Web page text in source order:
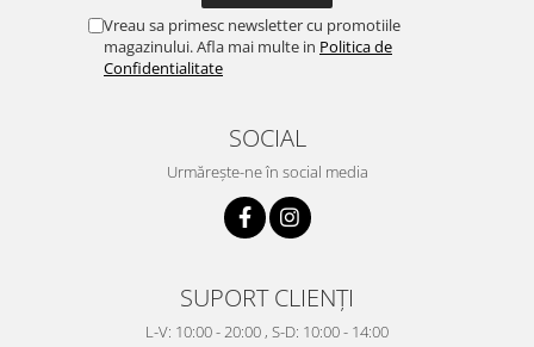
Vreau sa primesc newsletter cu promotiile
magazinului. Afla mai multe in Politica de
Confidentialitate
SOCIAL
Urmărește-ne în social media
SUPORT CLIENȚI
L-V: 10:00 - 20:00 , S-D: 10:00 - 14:00